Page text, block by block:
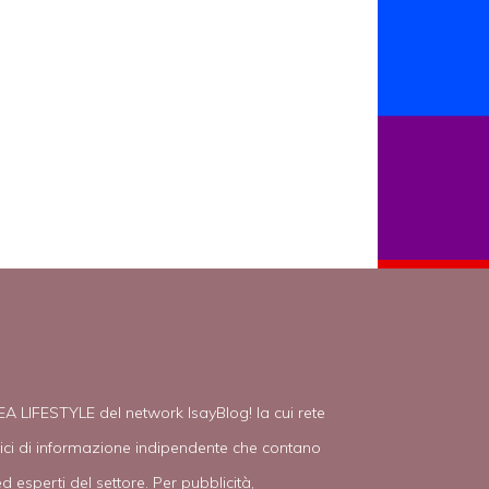
LIFESTYLE del network IsayBlog! la cui rete
di informazione indipendente che contano
esperti del settore. Per pubblicità,